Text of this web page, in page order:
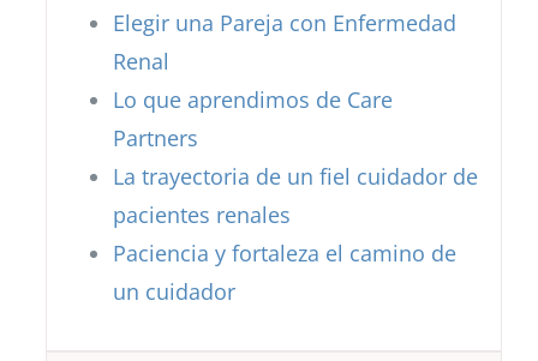
Elegir una Pareja con Enfermedad
Renal
Lo que aprendimos de Care
Partners
La trayectoria de un fiel cuidador de
pacientes renales
Paciencia y fortaleza el camino de
un cuidador